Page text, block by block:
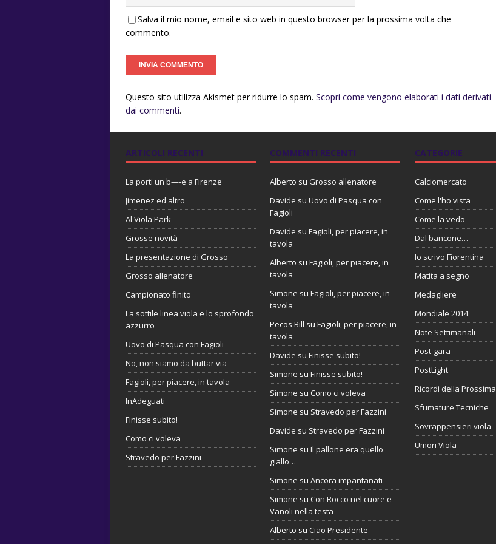
Salva il mio nome, email e sito web in questo browser per la prossima volta che
commento.
Questo sito utilizza Akismet per ridurre lo spam. Scopri come vengono elaborati i dati derivati
dai commenti.
ARTICOLI RECENTI
La porti un b—-e a Firenze
Jimenez ed altro
Al Viola Park
Grosse novità
La presentazione di Grosso
Grosso allenatore
Campionato finito
La sottile linea viola e lo sprofondo
azzurro
Uovo di Pasqua con Fagioli
No, non siamo da buttar via
Fagioli, per piacere, in tavola
InAdeguati
Finisse subito!
Como ci voleva
Stravedo per Fazzini
COMMENTI RECENTI
Alberto su Grosso allenatore
Davide suUovo di Pasqua con
Fagioli
Davide suFagioli, per piacere, in
tavola
Alberto suFagioli, per piacere, in
tavola
Simone suFagioli, per piacere, in
tavola
Pecos Bill suFagioli, per piacere, in
tavola
Davide suFinisse subito!
Simone suFinisse subito!
Simone suComo ci voleva
Simone su Stravedo per Fazzini
Davide su Stravedo per Fazzini
Simone suIl pallone era quello
giallo…
Simone suAncora impantanati
Simone suCon Rocco nel cuore e
Vanoli nella testa
Alberto suCiao Presidente
CATEGORIE
Calciomercato
Come l'ho vista
Come la vedo
Dal bancone…
Io scrivo Fiorentina
Matita a segno
Medagliere
Mondiale 2014
Note Settimanali
Post-gara
PostLight
Ricordi della Prossima
Sfumature Tecniche
Sovrappensieri viola
Umori Viola